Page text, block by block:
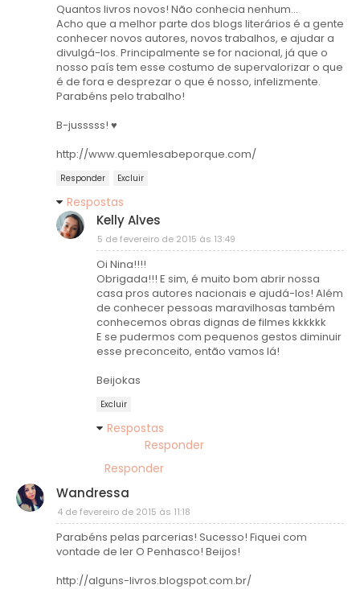
Quantos livros novos! Não conhecia nenhum...
Acho que a melhor parte dos blogs literários é a gente
conhecer novos autores, novos trabalhos, e ajudar a
divulgá-los. Principalmente se for nacional, já que o
nosso país tem esse costumo de supervalorizar o que
é de fora e desprezar o que é nosso, infelizmente.
Parabéns pelo trabalho!
B-jusssss! ♥
http://www.quemlesabeporque.com/
Responder Excluir
Respostas
Kelly Alves
5 de fevereiro de 2015 às 13:49
Oi Nina!!!!
Obrigada!!! E sim, é muito bom abrir nossa
casa pros autores nacionais e ajudá-los! Além
de conhecer pessoas maravilhosas também
conhecemos obras dignas de filmes kkkkkk
E se pudermos com pequenos gestos diminuir
esse preconceito, então vamos lá!
Beijokas
Excluir
Respostas
Responder
Responder
Wandressa
4 de fevereiro de 2015 às 11:18
Parabéns pelas parcerias! Sucesso! Fiquei com
vontade de ler O Penhasco! Beijos!
http://alguns-livros.blogspot.com.br/